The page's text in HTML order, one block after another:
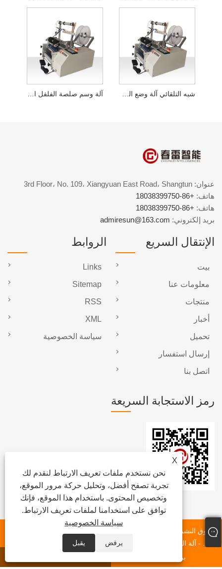
شبه التلقائي آلة وضع العلامات على زجاجة مسحوق مجفف بالتجميد
X
نحن نستخدم ملفات تعريف الارتباط لنقدم لك
تجربة تصفح أفضل، وتحليل حركة مرور الموقع،
وتخصيص المحتوى. باستخدام هذا الموقع، فإنك
توافق على استخدامنا لملفات تعريف الارتباط.
سياسة الخصوصية
يرفض يقبل
عنوان: 3rd Floor، No. 109، Xiangyuan East Road، Shangtun
هاتف: +86-18038399750
هاتف: +86-18038399750
بريد إلكتروني: admiresun@163.com
الإنتقال السريع
بيت
معلومات عنا
منتجات
أخبار
تحميل
إرسال استفسار
اتصل بنا
الروابط
Links
Sitemap
RSS
XML
سياسة الخصوصية
رمز الاستجابة السريعة
Ltd. - آلة الشريط ، آلة الملصقات الأوتوماتيكية ، آلة لصق رول الأفلام -
بريد إلكتروني